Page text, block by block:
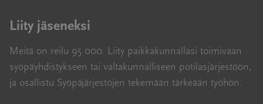
Liity jäseneksi
Meitä on reilu 95 000. Liity paikkakunnallasi toimivaan
syöpäyhdistykseen tai valtakunnalliseen potilasjärjestöön,
ja osallistu Syöpäjärjestöjen tekemään tärkeään työhön.